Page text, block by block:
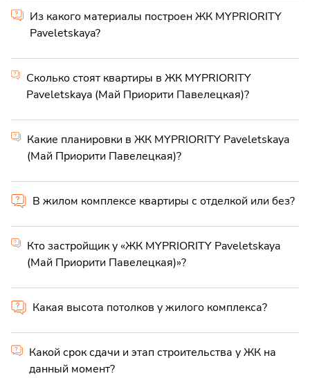
Из какого материалы построен ЖК MYPRIORITY
Paveletskaya?
Сколько стоят квартиры в ЖК MYPRIORITY
Paveletskaya (Май Приорити Павелецкая)?
Какие планировки в ЖК MYPRIORITY Paveletskaya
(Май Приорити Павелецкая)?
В жилом комплексе квартиры с отделкой или без?
Кто застройщик у «ЖК MYPRIORITY Paveletskaya
(Май Приорити Павелецкая)»?
Какая высота потолков у жилого комплекса?
Какой срок сдачи и этап строительства у ЖК на
данный момент?